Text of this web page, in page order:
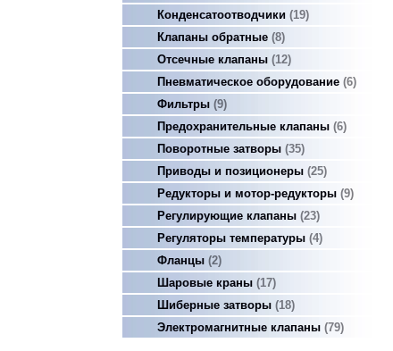
Конденсатоотводчики
19
Клапаны обратные 8
Отсечные клапаны 12
Пневматическое оборудование 6
Фильтры 9
Предохранительные клапаны 6
Поворотные затворы 35
Приводы и позиционеры 25
Редукторы и мотор-редукторы 9
Регулирующие клапаны 23
Регуляторы температуры 4
Фланцы 2
Шаровые краны 17
Шиберные затворы 18
Электромагнитные клапаны 79